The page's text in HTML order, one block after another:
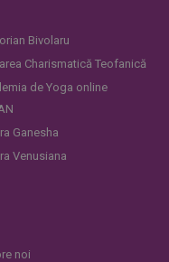
Bivolaru
Charismatică Teofanică
de Yoga online
Ganesha
Venusiana
noi